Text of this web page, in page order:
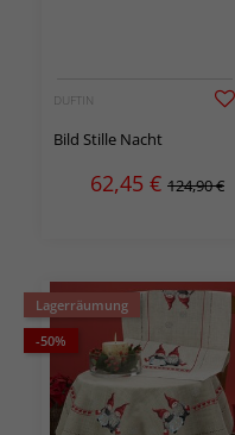
DUFTIN
Bild Stille Nacht
62,45 € 124,90 €
Lagerräumung
-50%